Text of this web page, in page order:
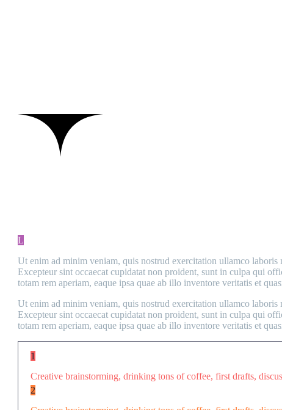
L
Ut enim ad minim veniam, quis nostrud exercitation ullamco
Excepteur sint occaecat cupidatat non proident, sunt in culpa qui
totam rem aperiam, eaque ipsa quae ab illo inventore veritatis et
Ut enim ad minim veniam, quis nostrud exercitation ullamco
Excepteur sint occaecat cupidatat non proident, sunt in culpa qui
totam rem aperiam, eaque ipsa quae ab illo inventore veritatis et
1
Creative brainstorming, drinking tons of coffee, first drafts,
2